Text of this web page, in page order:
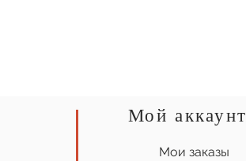
Мой аккаунт
Мои заказы